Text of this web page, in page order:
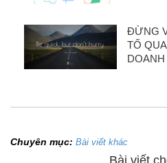
ĐỪNG
TỐ
DOANH
Chuyên mục: Bài viết khác
Bài viết